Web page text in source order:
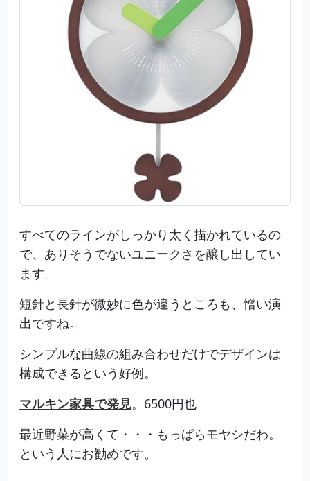
すべてのラインがしっかり太く描かれているの
で、ありそうでないユニークさを醸し出してい
ます。
短針と長針が微妙に色が違うところも、憎い演
出ですね。
シンプルな曲線の組み合わせだけでデザインは
構成できるという好例。
マルキン家具で発見。6500円也
最近野菜が高くて・・・もっぱらモヤシだわ。
という人にお勧めです。